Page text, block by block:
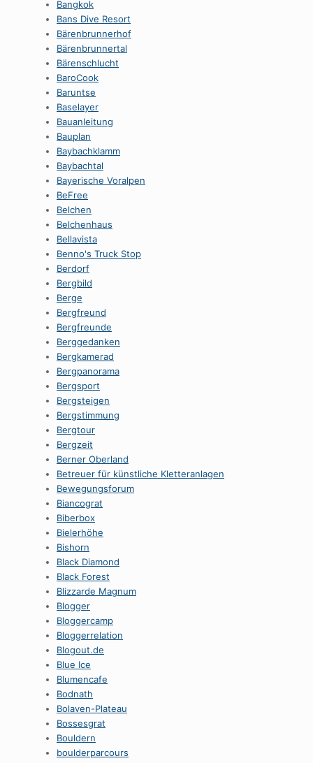
Bangkok
Bans Dive Resort
Bärenbrunnerhof
Bärenbrunnertal
Bärenschlucht
BaroCook
Baruntse
Baselayer
Bauanleitung
Bauplan
Baybachklamm
Baybachtal
Bayerische Voralpen
BeFree
Belchen
Belchenhaus
Bellavista
Benno's Truck Stop
Berdorf
Bergbild
Berge
Bergfreund
Bergfreunde
Berggedanken
Bergkamerad
Bergpanorama
Bergsport
Bergsteigen
Bergstimmung
Bergtour
Bergzeit
Berner Oberland
Betreuer für künstliche Kletteranlagen
Bewegungsforum
Biancograt
Biberbox
Bielerhöhe
Bishorn
Black Diamond
Black Forest
Blizzarde Magnum
Blogger
Bloggercamp
Bloggerrelation
Blogout.de
Blue Ice
Blumencafe
Bodnath
Bolaven-Plateau
Bossesgrat
Bouldern
boulderparcours